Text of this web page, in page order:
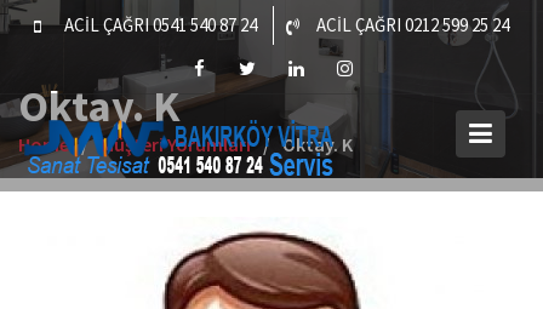
Skip
ACİL ÇAĞRI 0541 540 87 24 ACİL ÇAĞRI 0212 599 25 24
Oktay. K
Home Müşteri Yorumları Oktay. K